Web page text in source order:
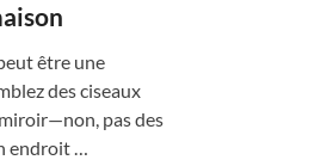
être une
des ciseaux
pas des
endroit …